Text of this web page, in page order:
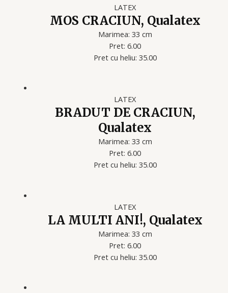
LATEX
MOS CRACIUN, Qualatex
Marimea: 33 cm
Pret: 6.00
Pret cu heliu: 35.00
LATEX
BRADUT DE CRACIUN,
Qualatex
Marimea: 33 cm
Pret: 6.00
Pret cu heliu: 35.00
LATEX
LA MULTI ANI!, Qualatex
Marimea: 33 cm
Pret: 6.00
Pret cu heliu: 35.00